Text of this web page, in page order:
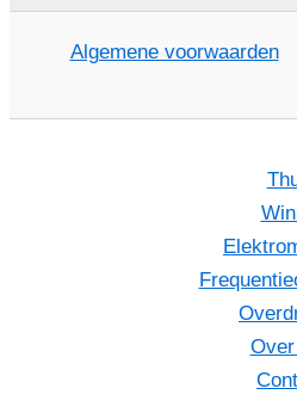
Algemene voorwaarden